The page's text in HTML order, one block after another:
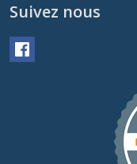
Suivez nous